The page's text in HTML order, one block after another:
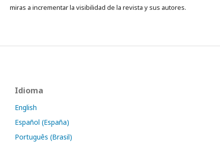
miras a incrementar la visibilidad de la revista y sus autores.
Idioma
English
Español (España)
Português (Brasil)